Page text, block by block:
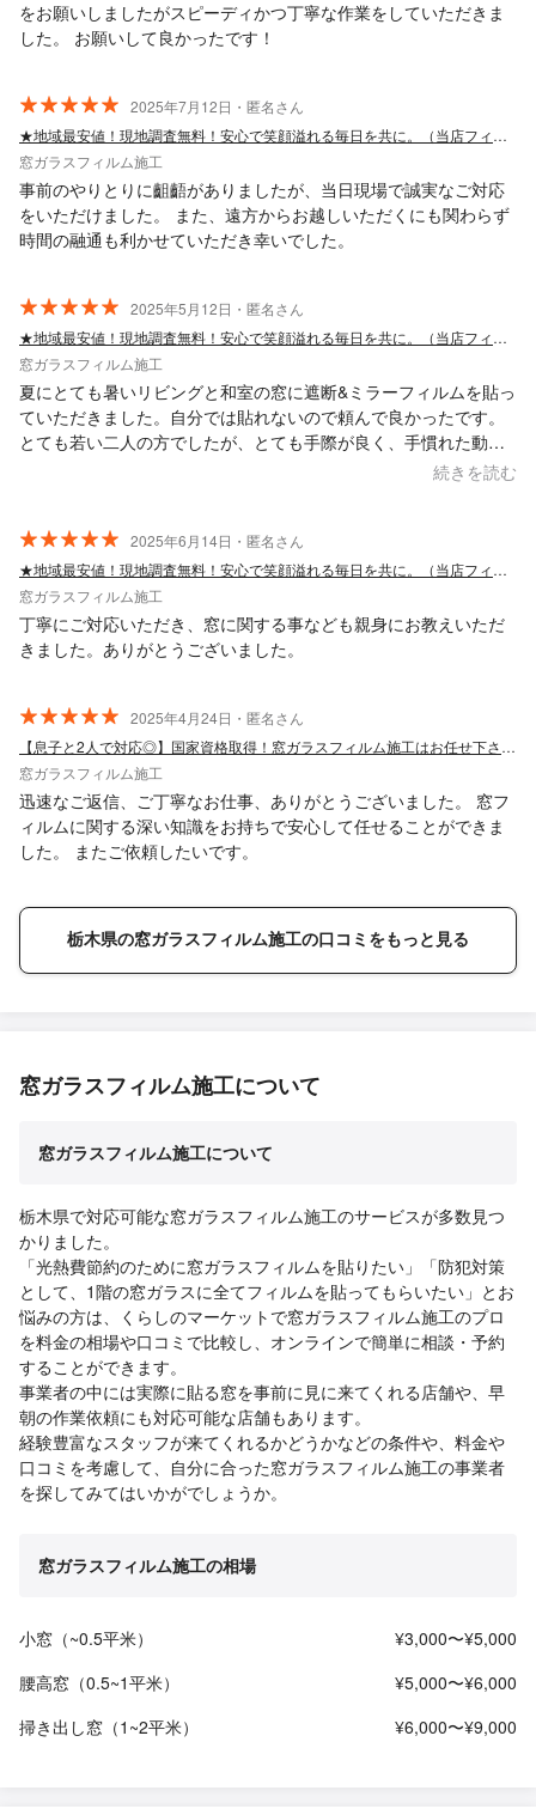
をお願いしましたがスピーディかつ丁寧な作業をしていただきま
した。 お願いして良かったです！
2025年7月12日・匿名さん
★地域最安値！現地調査無料！安心で笑顔溢れる毎日を共に。（当店フィルム用意可能）
窓ガラスフィルム施工
事前のやりとりに齟齬がありましたが、当日現場で誠実なご対応
をいただけました。 また、遠方からお越しいただくにも関わらず
時間の融通も利かせていただき幸いでした。
2025年5月12日・匿名さん
★地域最安値！現地調査無料！安心で笑顔溢れる毎日を共に。（当店フィルム用意可能）
窓ガラスフィルム施工
夏にとても暑いリビングと和室の窓に遮断&ミラーフィルムを貼っ
ていただきました。自分では貼れないので頼んで良かったです。
とても若い二人の方でしたが、とても手際が良く、手慣れた動作
に関心しました。対応も良かったです。周りにも勧めたいと思い
続きを読む
2025年6月14日・匿名さん
★地域最安値！現地調査無料！安心で笑顔溢れる毎日を共に。（当店フィルム用意可能）
窓ガラスフィルム施工
丁寧にご対応いただき、窓に関する事なども親身にお教えいただ
きました。ありがとうございました。
2025年4月24日・匿名さん
【息子と2人で対応◎】国家資格取得！窓ガラスフィルム施工はお任せ下さい！
窓ガラスフィルム施工
迅速なご返信、ご丁寧なお仕事、ありがとうございました。 窓フ
ィルムに関する深い知識をお持ちで安心して任せることができま
した。 またご依頼したいです。
栃木県の窓ガラスフィルム施工の口コミをもっと見る
窓ガラスフィルム施工について
窓ガラスフィルム施工について
栃木県で対応可能な窓ガラスフィルム施工のサービスが多数見つ
かりました。
「光熱費節約のために窓ガラスフィルムを貼りたい」「防犯対策
として、1階の窓ガラスに全てフィルムを貼ってもらいたい」とお
悩みの方は、くらしのマーケットで窓ガラスフィルム施工のプロ
を料金の相場や口コミで比較し、オンラインで簡単に相談・予約
することができます。
事業者の中には実際に貼る窓を事前に見に来てくれる店舗や、早
朝の作業依頼にも対応可能な店舗もあります。
経験豊富なスタッフが来てくれるかどうかなどの条件や、料金や
口コミを考慮して、自分に合った窓ガラスフィルム施工の事業者
を探してみてはいかがでしょうか。
窓ガラスフィルム施工の相場
小窓（~0.5平米）
¥3,000〜¥5,000
腰高窓（0.5~1平米）
¥5,000〜¥6,000
掃き出し窓（1~2平米）
¥6,000〜¥9,000